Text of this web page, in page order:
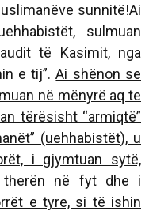
sunnitë!Ai
sulmuan
të Kasimit, nga
e tij”.Ai shënon se
në mënyrë aq te
tërësisht “armiqtë”
(uehhabistët), u
i gjymtuan sytë,
therën në fyt dhe i
e tyre, si të ishin